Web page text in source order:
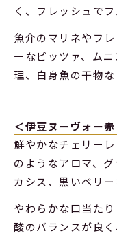
く、フレッシュで
魚介のマリネやフ
ーなピッツァ、ム
理、白身魚の干物
＜伊豆ヌーヴォー
鮮やかなチェリー
のようなアロマ、
カシス、黒いベリー
やわらかな口当た
酸のバランスが良く